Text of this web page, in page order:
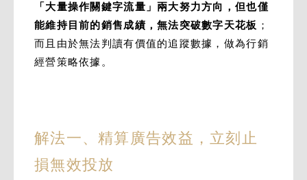
「大量操作關鍵字流量」兩大努力方向，但也僅
能維持目前的銷售成績，無法突破數字天花板 ；
而且由於無法判讀有價值的追蹤數據，做為行銷
經營策略依據。
解法一、精算廣告效益，立刻止
損無效投放